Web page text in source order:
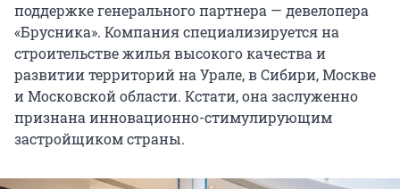
поддержке генерального партнера — девелопера
«Брусника». Компания специализируется на
строительстве жилья высокого качества и
развитии территорий на Урале, в Сибири, Москве
и Московской области. Кстати, она заслуженно
признана инновационно-стимулирующим
застройщиком страны.